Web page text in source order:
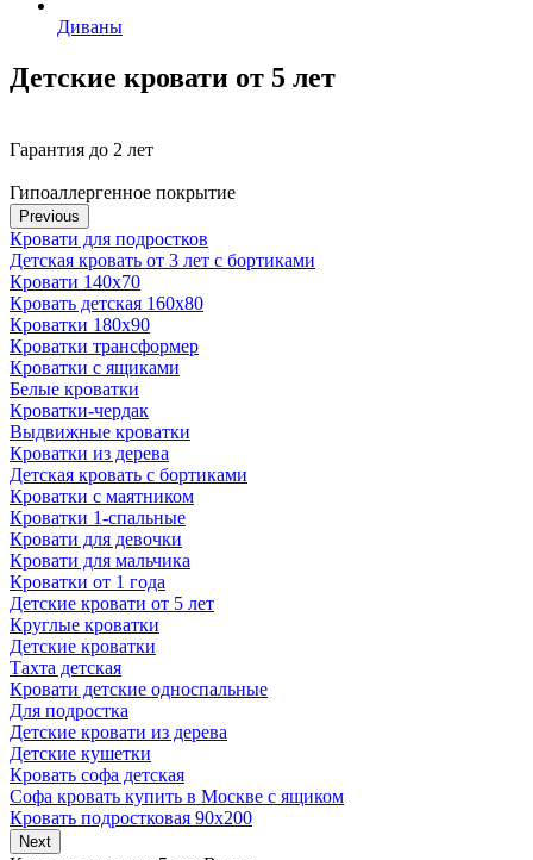
Диваны
Детские кровати от 5 лет
Гарантия до 2 лет
Гипоаллергенное покрытие
Previous
Кровати для подростков
Детская кровать от 3 лет с бортиками
Кровати 140х70
Кровать детская 160х80
Кроватки 180х90
Кроватки трансформер
Кроватки с ящиками
Белые кроватки
Кроватки-чердак
Выдвижные кроватки
Кроватки из дерева
Детская кровать с бортиками
Кроватки с маятником
Кроватки 1-спальные
Кровати для девочки
Кровати для мальчика
Кроватки от 1 года
Детские кровати от 5 лет
Круглые кроватки
Детские кроватки
Тахта детская
Кровати детские односпальные
Для подростка
Детские кровати из дерева
Детские кушетки
Кровать софа детская
Софа кровать купить в Москве с ящиком
Кровать подростковая 90х200
Next